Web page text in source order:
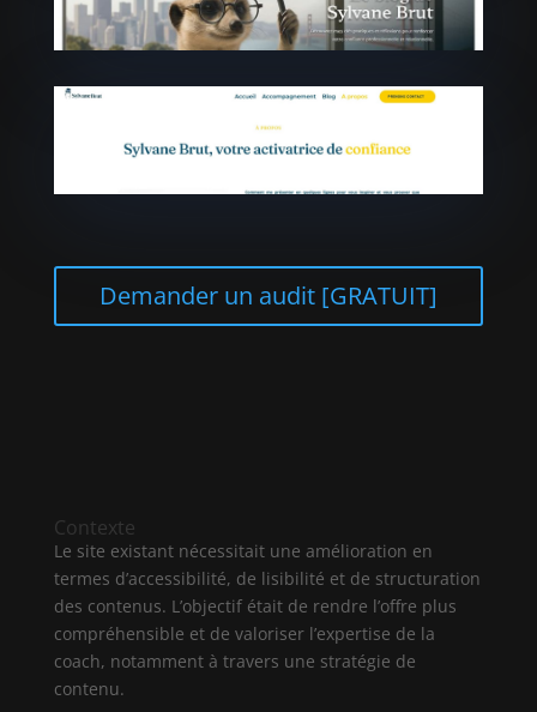
Demander un audit [GRATUIT]
Contexte
Le site existant nécessitait une amélioration en
termes d’accessibilité, de lisibilité et de structuration
des contenus. L’objectif était de rendre l’offre plus
compréhensible et de valoriser l’expertise de la
coach, notamment à travers une stratégie de
contenu.